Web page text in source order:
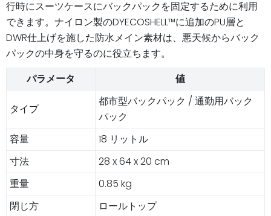
行時にスーツケースにバックパックを固定するために利用
できます。ナイロン製のDYECOSHELL™に追加のPU層と
DWR仕上げを施した防水メイン素材は、悪天候からバック
パックの中身を守るのに役立ちます。
パラメータ
値
タイプ
都市型バックパック / 通勤用バック
パック
容量
18 リットル
寸法
28 x 64 x 20 cm
重量
0.85 kg
閉じ方
ロールトップ